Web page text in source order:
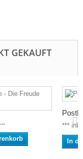
GEKAUFT
***
In